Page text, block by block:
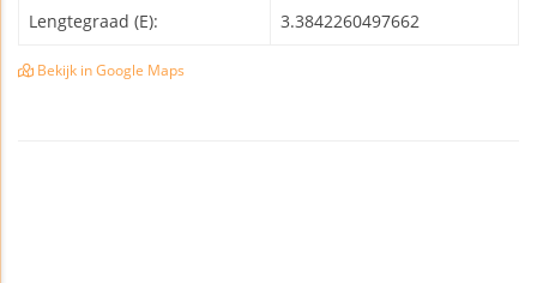
Lengtegraad (E): 3.3842260497662
Bekijk in Google Maps